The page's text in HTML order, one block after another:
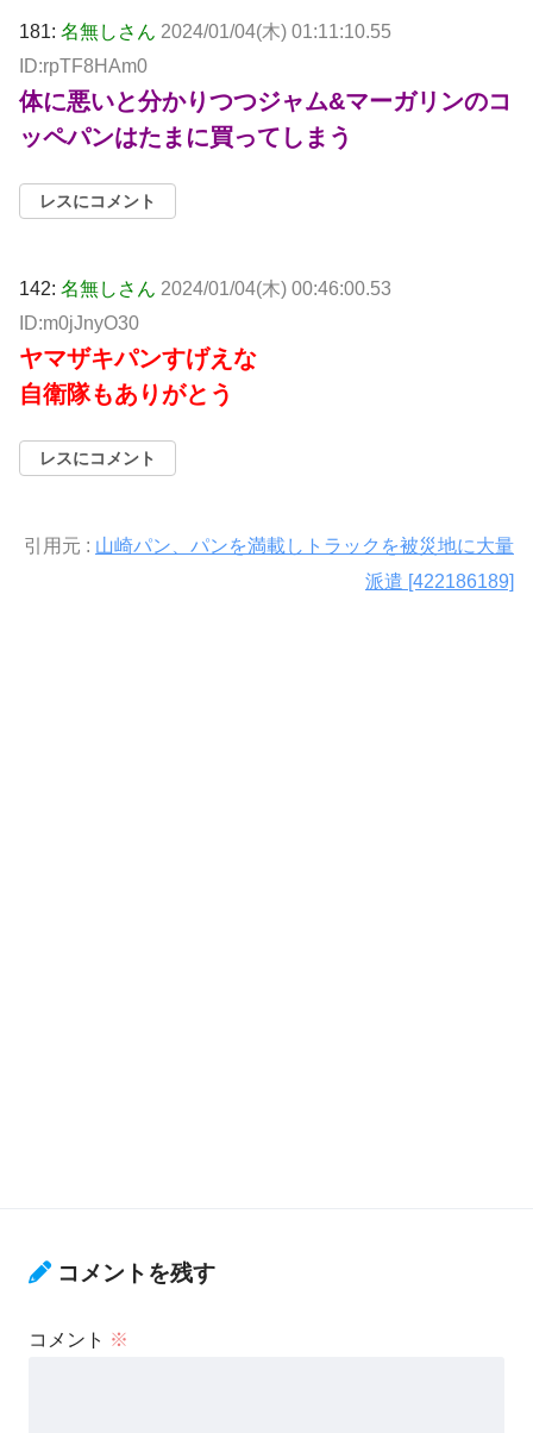
181: 名無しさん 2024/01/04(木) 01:11:10.55
ID:rpTF8HAm0
体に悪いと分かりつつジャム&マーガリンのコ
ッペパンはたまに買ってしまう
レスにコメント
142: 名無しさん 2024/01/04(木) 00:46:00.53
ID:m0jJnyO30
ヤマザキパンすげえな
自衛隊もありがとう
レスにコメント
引用元 : 山崎パン、パンを満載しトラックを被災地に大量
派遣 [422186189]
コメントを残す
コメント ※